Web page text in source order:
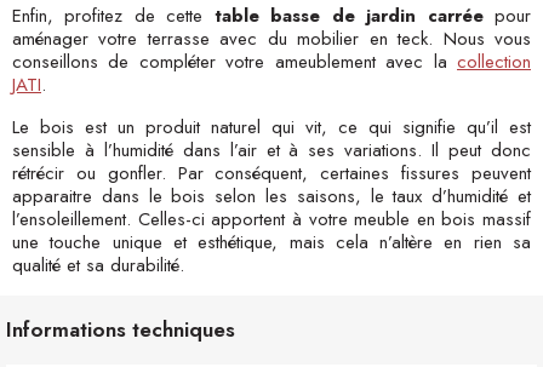
Enfin, profitez de cette table basse de jardin carréepour
aménager votre terrasse avec du mobilier en teck. Nous vous
conseillons de compléter votre ameublement avec la collection
JATI.
Le bois est un produit naturel qui vit, ce qui signifie qu’il est
sensible à l’humidité dans l’air et à ses variations. Il peut donc
rétrécir ou gonfler. Par conséquent, certaines fissures peuvent
apparaitre dans le bois selon les saisons, le taux d’humidité et
l’ensoleillement. Celles-ci apportent à votre meuble en bois massif
une touche unique et esthétique, mais cela n’altère en rien sa
qualité et sa durabilité.
Informations techniques